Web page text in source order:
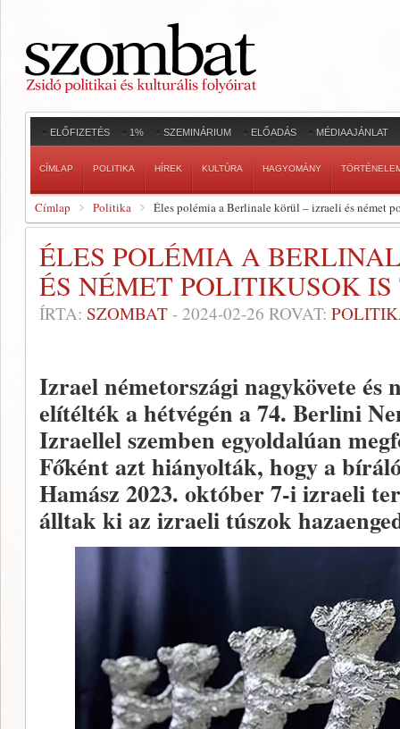
ELŐFIZETÉS 1% SZEMINÁRIUM ELŐADÁS MÉDIAAJÁNLAT
CÍMLAP POLITIKA HÍREK KULTÚRA HAGYOMÁNY
Címlap Politika Éles polémia a Berlinale körül – izraeli és német
ÉLES POLÉMIA A
ÉS NÉMET POLITIKUSOK
ÍRTA: SZOMBAT - 2024-02-26 ROVAT:
Izrael németországi nagykövete és
elítélték a hétvégén a 74. Berlini
Izraellel szemben egyoldalúan
Főként azt hiányolták, hogy a
Hamász 2023. október 7-i izraeli
álltak ki az izraeli túszok